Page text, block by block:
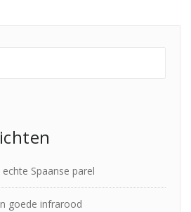
Spaanse parel
goede infrarood